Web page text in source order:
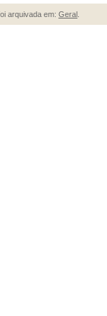
arquivada em: Geral